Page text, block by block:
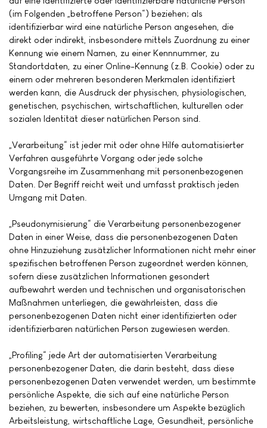
(im Folgenden „betroffene Person“) beziehen; als
identifizierbar wird eine natürliche Person angesehen, die
direkt oder indirekt, insbesondere mittels Zuordnung zu einer
Kennung wie einem Namen, zu einer Kennnummer, zu
Standortdaten, zu einer Online-Kennung (z.B. Cookie) oder zu
einem oder mehreren besonderen Merkmalen identifiziert
werden kann, die Ausdruck der physischen, physiologischen,
genetischen, psychischen, wirtschaftlichen, kulturellen oder
sozialen Identität dieser natürlichen Person sind.
„Verarbeitung“ ist jeder mit oder ohne Hilfe automatisierter
Verfahren ausgeführte Vorgang oder jede solche
Vorgangsreihe im Zusammenhang mit personenbezogenen
Daten. Der Begriff reicht weit und umfasst praktisch jeden
Umgang mit Daten.
„Pseudonymisierung“ die Verarbeitung personenbezogener
Daten in einer Weise, dass die personenbezogenen Daten
ohne Hinzuziehung zusätzlicher Informationen nicht mehr einer
spezifischen betroffenen Person zugeordnet werden können,
sofern diese zusätzlichen Informationen gesondert
aufbewahrt werden und technischen und organisatorischen
Maßnahmen unterliegen, die gewährleisten, dass die
personenbezogenen Daten nicht einer identifizierten oder
identifizierbaren natürlichen Person zugewiesen werden.
„Profiling“ jede Art der automatisierten Verarbeitung
personenbezogener Daten, die darin besteht, dass diese
personenbezogenen Daten verwendet werden, um bestimmte
persönliche Aspekte, die sich auf eine natürliche Person
beziehen, zu bewerten, insbesondere um Aspekte bezüglich
Arbeitsleistung, wirtschaftliche Lage, Gesundheit, persönliche